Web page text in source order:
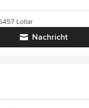
Nachricht
Lollar